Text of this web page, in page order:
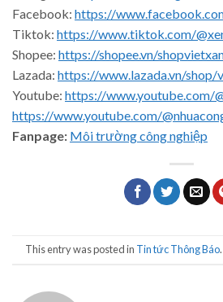
Facebook: https://
Tiktok: https://www.tiktok.com/
Shopee: https://shopee.vn/
Lazada: https://www.lazada.vn/shop/
Youtube: https://www.youtube.com/
https://www.youtube.com/
Fanpage: Môi trường công nghiệp
This entry was posted in Tin tức Thông Báo